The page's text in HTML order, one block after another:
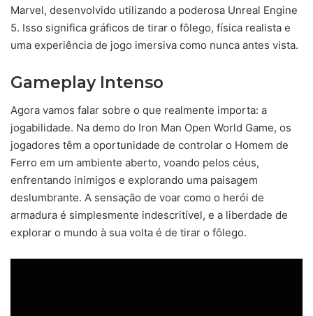
Marvel, desenvolvido utilizando a poderosa Unreal Engine
5. Isso significa gráficos de tirar o fôlego, física realista e
uma experiência de jogo imersiva como nunca antes vista.
Gameplay Intenso
Agora vamos falar sobre o que realmente importa: a
jogabilidade. Na demo do Iron Man Open World Game, os
jogadores têm a oportunidade de controlar o Homem de
Ferro em um ambiente aberto, voando pelos céus,
enfrentando inimigos e explorando uma paisagem
deslumbrante. A sensação de voar como o herói de
armadura é simplesmente indescritível, e a liberdade de
explorar o mundo à sua volta é de tirar o fôlego.